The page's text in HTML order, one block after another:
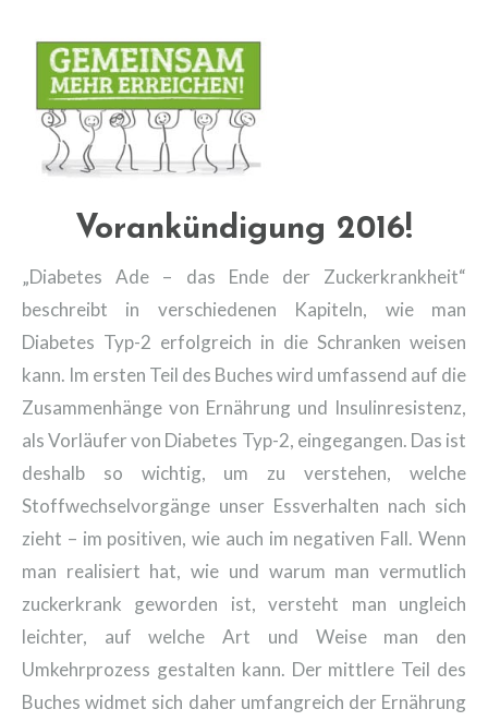
Vorankündigung 2016!
„Diabetes Ade – das Ende der Zuckerkrankheit“
beschreibt in verschiedenen Kapiteln, wie man
Diabetes Typ-2 erfolgreich in die Schranken weisen
kann. Im ersten Teil des Buches wird umfassend auf die
Zusammenhänge von Ernährung und Insulinresistenz,
als Vorläufer von Diabetes Typ-2, eingegangen. Das ist
deshalb so wichtig, um zu verstehen, welche
Stoffwechselvorgänge unser Essverhalten nach sich
zieht – im positiven, wie auch im negativen Fall. Wenn
man realisiert hat, wie und warum man vermutlich
zuckerkrank geworden ist, versteht man ungleich
leichter, auf welche Art und Weise man den
Umkehrprozess gestalten kann. Der mittlere Teil des
Buches widmet sich daher umfangreich der Ernährung